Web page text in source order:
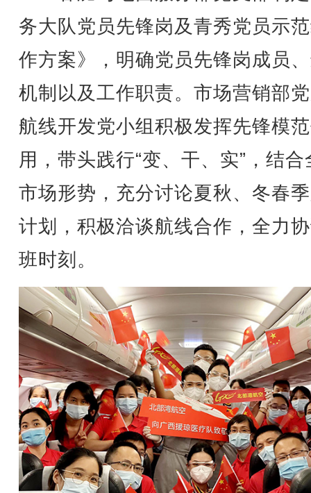
务大队党员先锋岗及青秀党员示
作方案》，明确党员先锋岗成员
机制以及工作职责。市场营销部
航线开发党小组积极发挥先锋模
用，带头践行“变、干、实”，结合
市场形势，充分讨论夏秋、冬春
计划，积极洽谈航线合作，全力
班时刻。